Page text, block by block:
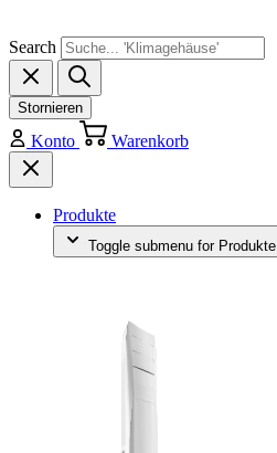
Search
Stornieren
Konto Warenkorb
Produkte
Toggle submenu for Produkte